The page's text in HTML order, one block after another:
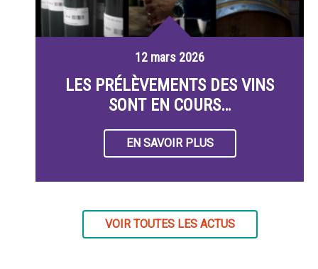
12 mars 2026
LES PRÉLÈVEMENTS DES VINS
SONT EN COURS…
EN SAVOIR PLUS
VOIR TOUTES LES ACTUS